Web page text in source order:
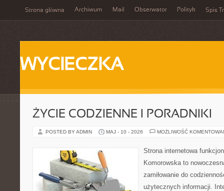
Strona główna Archiwum Mail Obserwator Polityk Spis
WYCIECZKA
ŻYCIE CODZIENNE I PORADNIKI
POSTED BY ADMIN MAJ - 10 - 2026 MOŻLIWOŚĆ
Strona internetowa
Komorowska to
zamiłowanie do
użytecznych informacji.